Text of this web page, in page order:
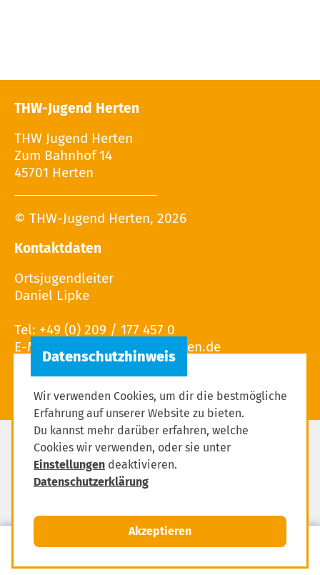
Mitglied werden
MENÜ
THW-Jugend Herten
THW Jugend Herten
Zum Bahnhof 14
45701 Herten
© THW-Jugend Herten, 2026
Kontaktdaten
Ortsjugendleiter
Daniel Lipke
Tel: +49 (0) 209 / 177 457 0
E-Mail:
Impressum
Datenschutzerklärung
Wir verwenden Cookies, um dir die bestmögliche
Erfahrung auf unserer Website zu bieten.
Du kannst mehr darüber erfahren, welche
Cookies wir verwenden, oder sie unter
Einstellungen deaktivieren.
Datenschutzerklärung
Akzeptieren